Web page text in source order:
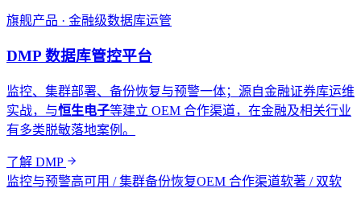
旗舰产品 · 金融级数据库运管
DMP 数据库管控平台
监控、集群部署、备份恢复与预警一体；源自金融证券库运维
实战，与恒生电子等建立 OEM 合作渠道，在金融及相关行业
有多类脱敏落地案例。
了解 DMP
监控与预警高可用 / 集群备份恢复OEM 合作渠道软著 / 双软